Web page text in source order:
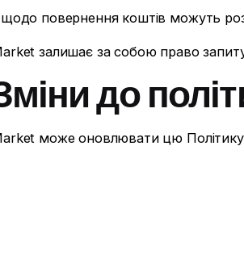
повернення коштів можуть
залишає за собою право
до
може оновлювати цю